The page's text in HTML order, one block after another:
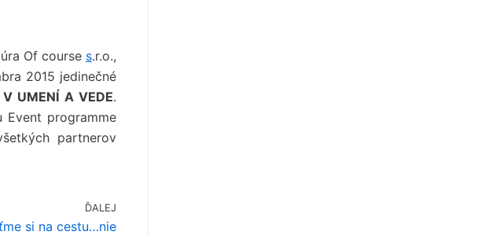
Of course s.r.o.,
2015 jedinečné
V UMENÍ A VEDE.
Event programme
partnerov
ĎALEJ
si na cestu…nie